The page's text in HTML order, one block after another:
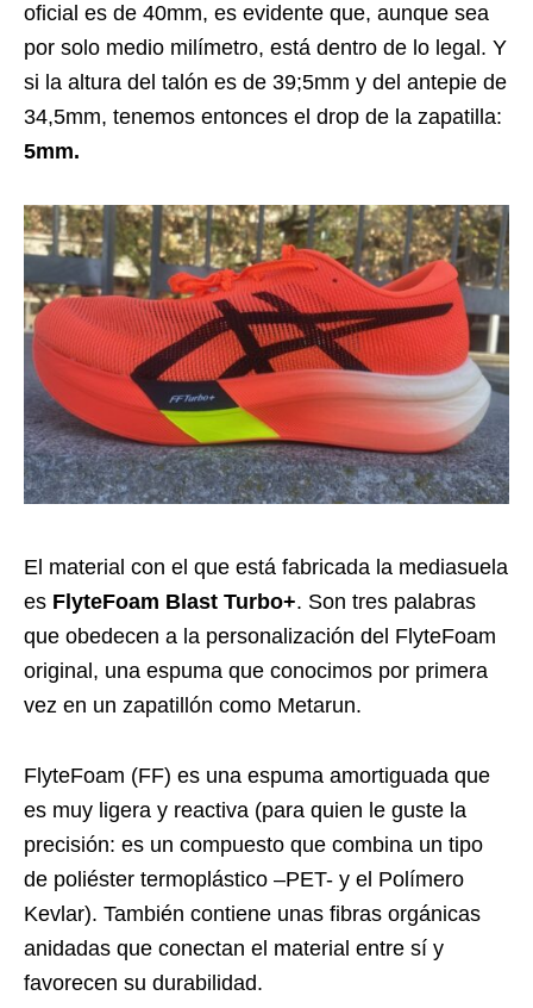
oficial es de 40mm, es evidente que, aunque sea
por solo medio milímetro, está dentro de lo legal. Y
si la altura del talón es de 39;5mm y del antepie de
34,5mm, tenemos entonces el drop de la zapatilla:
5mm.
El material con el que está fabricada la mediasuela
es FlyteFoam Blast Turbo+. Son tres palabras
que obedecen a la personalización del FlyteFoam
original, una espuma que conocimos por primera
vez en un zapatillón como Metarun.
FlyteFoam (FF) es una espuma amortiguada que
es muy ligera y reactiva (para quien le guste la
precisión: es un compuesto que combina un tipo
de poliéster termoplástico –PET- y el Polímero
Kevlar). También contiene unas fibras orgánicas
anidadas que conectan el material entre sí y
favorecen su durabilidad.